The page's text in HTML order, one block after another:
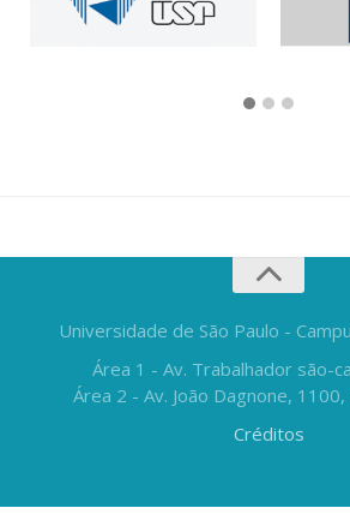
Universidade de São Paulo -
Área 1 - Av. Trabalhador são-
Área 2 - Av. João Dagnone, 1100,
Créditos